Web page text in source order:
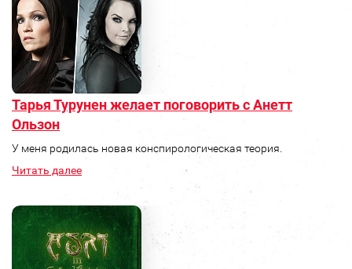
Тарья Турунен желает поговорить с Анетт
Ользон
У меня родилась новая конспирологическая теория.
Читать далее